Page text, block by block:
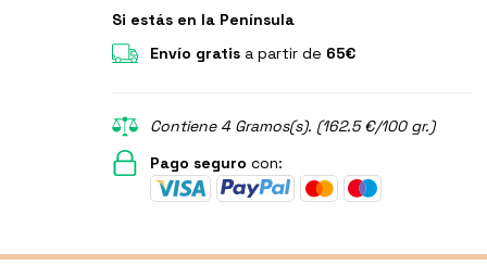
Si estás en la Península
Envío gratis a partir de 65€
Contiene 4 Gramos(s). (162.5 €/100 gr.)
Pago seguro con: